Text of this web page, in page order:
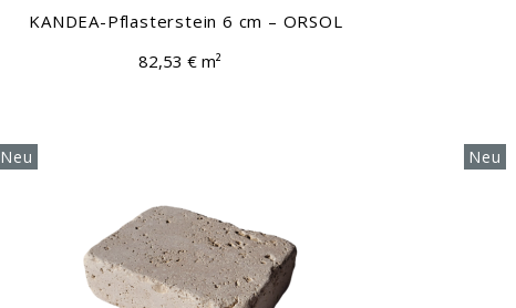
KANDEA-Pflasterstein 6 cm – ORSOL
82,53 € m²
Neu Neu